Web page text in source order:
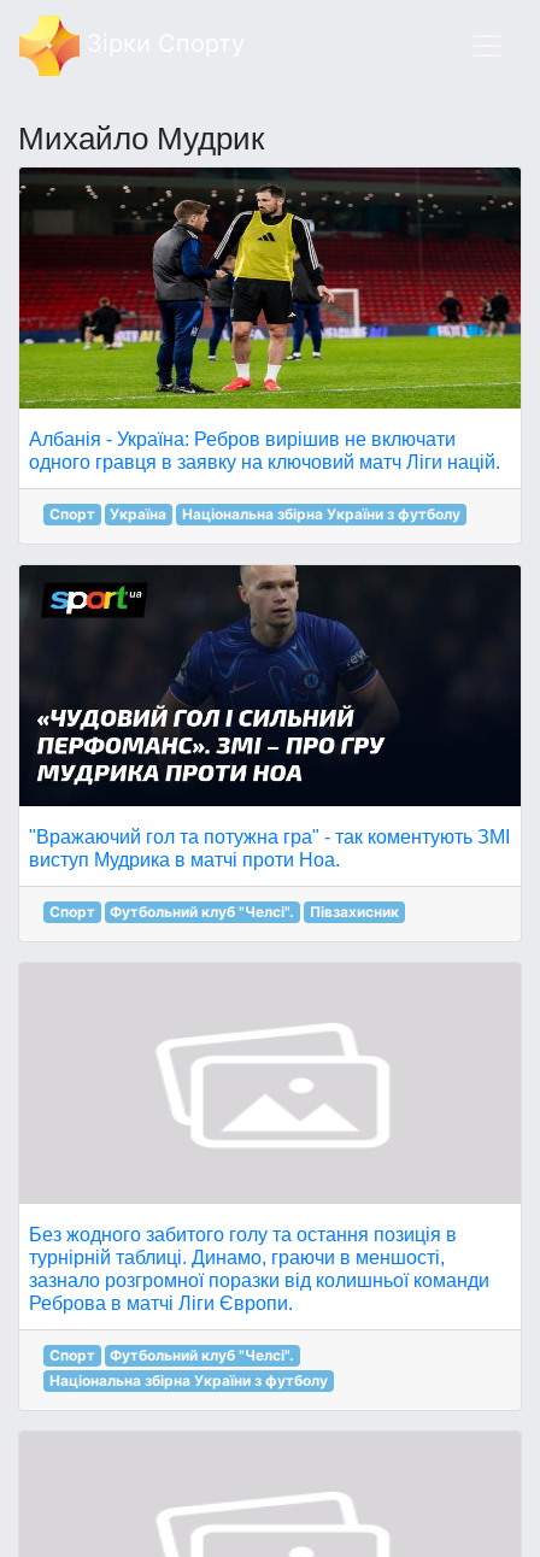
Михайло Мудрик
Албанія - Україна: Ребров вирішив не включати
одного гравця в заявку на ключовий матч Ліги націй.
Спорт Україна Національна збірна України з футболу
"Вражаючий гол та потужна гра" - так коментують ЗМІ
виступ Мудрика в матчі проти Ноа.
Спорт Футбольний клуб "Челсі". Півзахисник
Без жодного забитого голу та остання позиція в
турнірній таблиці. Динамо, граючи в меншості,
зазнало розгромної поразки від колишньої команди
Реброва в матчі Ліги Європи.
Спорт
Футбольний клуб "Челсі".
Національна збірна України з футболу